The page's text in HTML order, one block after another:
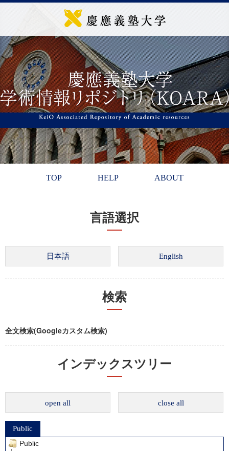
TOP HELP ABOUT
言語選択
検索
全文検索(Googleカスタム検索)
インデックスツリー
open all close all
Public
Public